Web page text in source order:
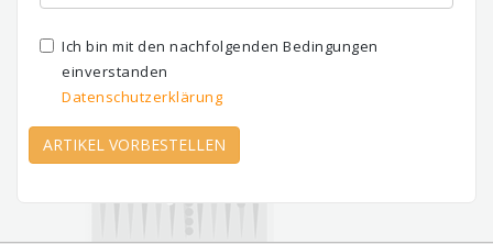
Ich bin mit den nachfolgenden Bedingungen
einverstanden
Datenschutzerklärung
ARTIKEL VORBESTELLEN